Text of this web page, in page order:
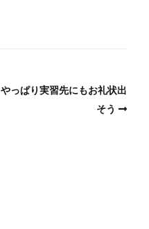
やっぱり実習先にもお礼状出
そう